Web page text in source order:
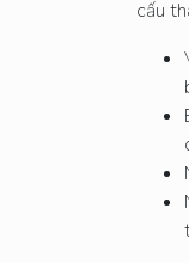
cấu